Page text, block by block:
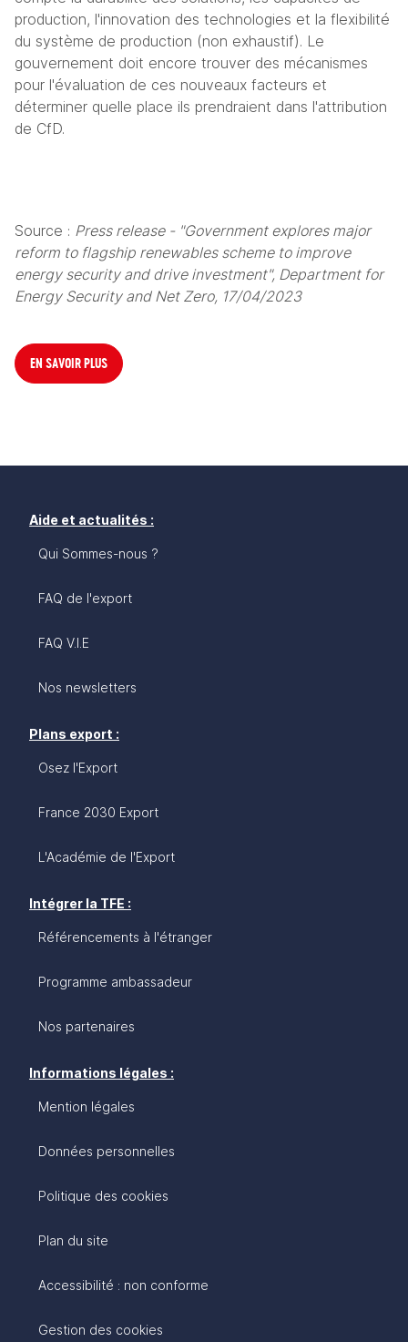
production, l'innovation des technologies et la flexibilité
du système de production (non exhaustif). Le
gouvernement doit encore trouver des mécanismes
pour l'évaluation de ces nouveaux facteurs et
déterminer quelle place ils prendraient dans l'attribution
de CfD.
Source : Press release - "Government explores major
reform to flagship renewables scheme to improve
energy security and drive investment", Department for
Energy Security and Net Zero, 17/04/2023
EN SAVOIR PLUS
Aide et actualités :
Qui Sommes-nous ?
FAQ de l'export
FAQ V.I.E
Nos newsletters
Plans export :
Osez l'Export
France 2030 Export
L'Académie de l'Export
Intégrer la TFE :
Référencements à l'étranger
Programme ambassadeur
Nos partenaires
Informations légales :
Mention légales
Données personnelles
Politique des cookies
Plan du site
Accessibilité : non conforme
Gestion des cookies